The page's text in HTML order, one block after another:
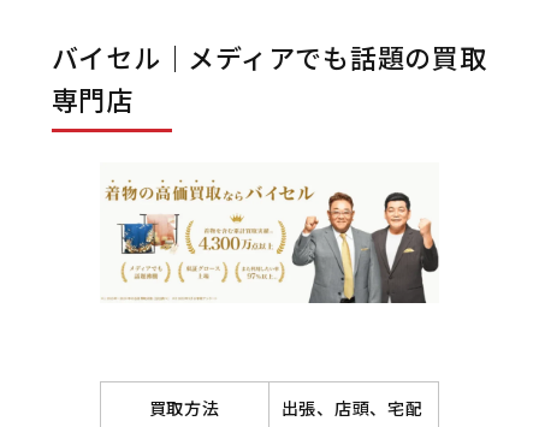
バイセル｜メディアでも話題の買取
専門店
買取方法 出張、店頭、宅配